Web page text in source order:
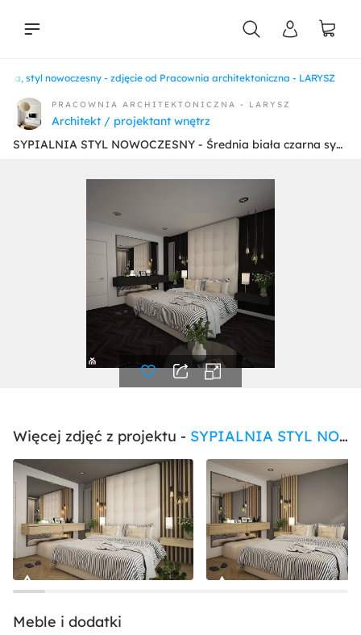
styl nowoczesny - zdjęcie od Pracownia architektoniczna - LARYSZ
PRACOWNIA ARCHITEKTONICZNA - LARYSZ
Architekt / projektant wnętrz
SYPIALNIA STYL NOWOCZESNY - Średnia biała czarna sypialnia, styl nowoczesny - zdjęcie od Pracownia architektoniczna - LARYSZ
Więcej zdjęć z projektu - SYPIALNIA STYL NOWOCZESNY
Meble i dodatki